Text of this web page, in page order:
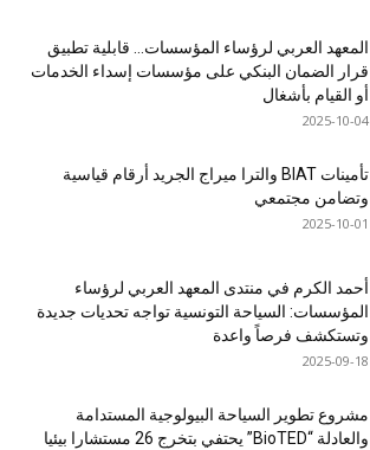
المعهد العربي لرؤساء المؤسسات… قابلية تطبيق
قرار الضمان البنكي على مؤسسات إسداء الخدمات
أو القيام بأشغال
2025-10-04
تأمينات BIAT والترا ميراج الجريد أرقام قياسية
وتضامن مجتمعي
2025-10-01
أحمد الكرم في منتدى المعهد العربي لرؤساء
المؤسسات: السياحة التونسية تواجه تحديات جديدة
وتستكشف فرصاً واعدة
2025-09-18
مشروع تطوير السياحة البيولوجية المستدامة
والعادلة “BioTED” يحتفي بتخرج 26 مستشارا بيئيا